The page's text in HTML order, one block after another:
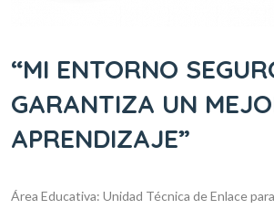
“MI ENTORNO
GARANTIZA UN
APRENDIZAJE”
Área Educativa: Unidad Técnica de Enlace